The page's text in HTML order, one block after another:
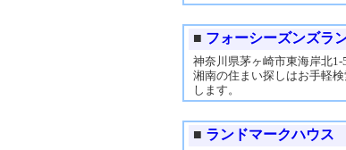
■ フォーシーズンズラ
神奈川県茅ヶ崎市東海岸北1-
湘南の住まい探しはお手軽
します。
■ ランドマークハウス